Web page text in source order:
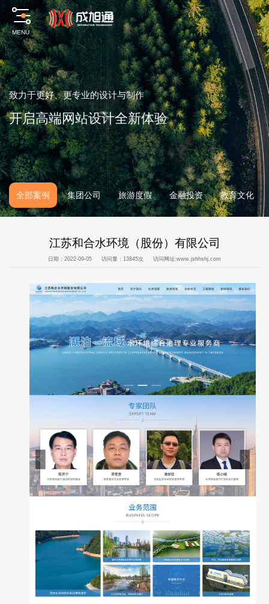
MENU
致力于更好、更专业的设计与制作
开启高端网站设计全新体验
全部案例 集团公司 旅游度假 金融投资 教育文化
江苏和合水环境（股份）有限公司
日期：2022-09-05 访问量：13845次 访问网址:www.jshhshj.com